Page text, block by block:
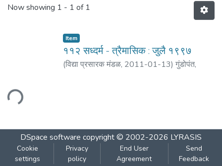
Now showing 1 - 1 of 1
Item
११२ सध्दर्म - त्रैमासिक : जुलै १९९७
(विद्या प्रसारक मंडळ, 2011-01-13) गुंडोपंत,
DSpace software copyright © 2002-2026 LYRASIS
Cookie
settings
Privacy
policy
End User
Agreement
Send
Feedback